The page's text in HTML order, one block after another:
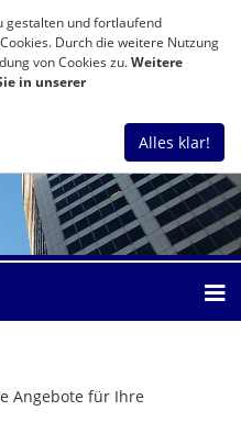
Angebote für Ihre
gestalten und fortlaufend
Durch die weitere Nutzung
von Cookies zu.Weitere
in unserer
Alles klar!